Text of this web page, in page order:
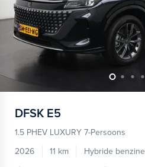
DFSK E5
1.5 PHEV LUXURY 7-Persoons
2026
11 km Hybride benzine